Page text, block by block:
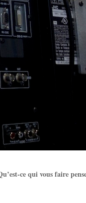
ce qui vous faire